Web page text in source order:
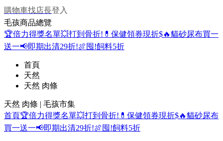
購物車找店長登入
毛孩商品總覽
🏆倍力得獎名單💥打到骨折! 💊保健領券現折$🔥貓砂尿布買一
送一📢即期出清29折!🍖囤!飼料5折
首頁
天然
天然 肉條
天然 肉條 | 毛孩市集
首頁🏆倍力得獎名單💥打到骨折! 💊保健領券現折$🔥貓砂尿布
買一送一📢即期出清29折!🍖囤!飼料5折